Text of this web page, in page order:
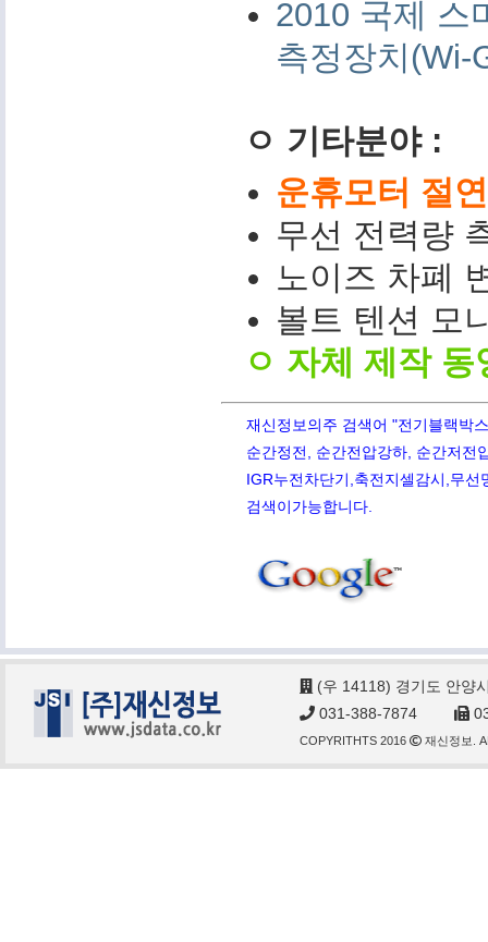
2010 국제 스
측정장치(Wi-
ㅇ 기타분야 :
운휴모터 절
무선 전력량
노이즈 차폐
볼트 텐션 모
ㅇ 자체 제작
재신정보의주 검색어 "전기블랙박
순간정전, 순간전압강하, 순간저전
IGR누전차단기,축전지셀감시,무
검색이가능합니다.
(우 14118) 경기도 안양
031-388-7874
COPYRITHTS 2016 재신정보.